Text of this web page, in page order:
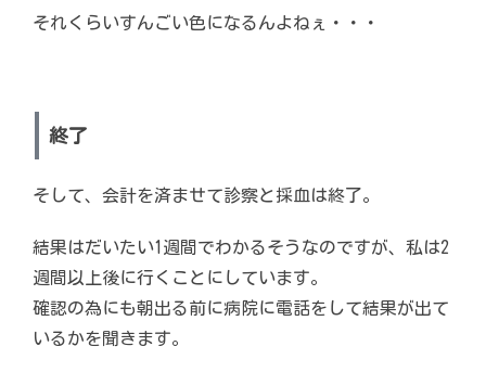
それくらいすんごい色になるんよねぇ・・・
終了
そして、会計を済ませて診察と採血は終了。
結果はだいたい1週間でわかるそうなのですが、私は2
週間以上後に行くことにしています。
確認の為にも朝出る前に病院に電話をして結果が出て
いるかを聞きます。